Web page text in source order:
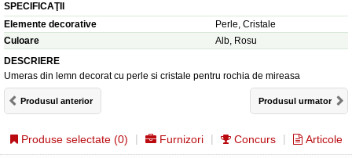
SPECIFICAŢII
Elemente decorative
Perle, Cristale
Culoare
Alb, Rosu
DESCRIERE
Umeras din lemn decorat cu perle si cristale pentru rochia de mireasa
Produsul anterior Produsul urmator
Produse selectate (0) Furnizori Concurs Articole